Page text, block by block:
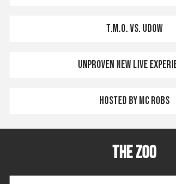
T.M.O. vs. Udow
Unproven NEW LIVE
Hosted by MC Robs
THE ZOO